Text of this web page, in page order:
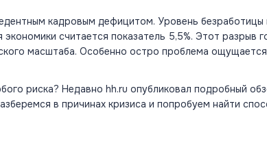
кадровым дефицитом. Уровень
считается показатель 5,5%. Этот разрыв
масштаба. Особенно остро проблема ощущается
риска? Недавно hh.ru опубликовал подробный
в причинах кризиса и попробуем найти